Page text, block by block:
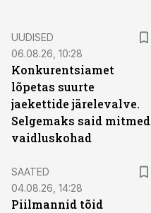
UUDISED
06.08.26, 10:28
Konkurentsiamet
lõpetas suurte
jaekettide järelevalve.
Selgemaks said mitmed
vaidluskohad
SAATED
04.08.26, 14:28
Piilmannid tõid